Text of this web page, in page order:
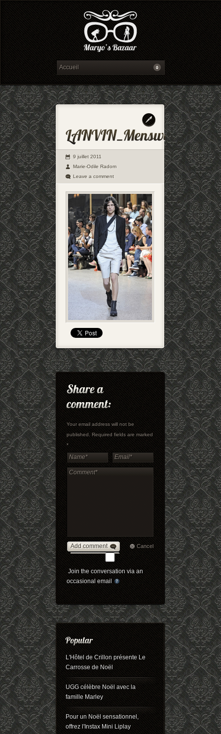
9 juillet 2011
Marie-Odile Radom
Leave a comment
Your email address will not be
published. Required fields are marked
*
Add comment Cancel
Join the conversation via an
occasional email
L'Hôtel de Crillon présente Le
Carrosse de Noël
UGG célèbre Noël avec la
famille Marley
Pour un Noël sensationnel,
offrez l'Instax Mini Liplay